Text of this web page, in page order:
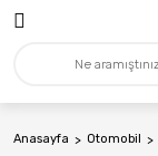
Anasayfa Otomobil